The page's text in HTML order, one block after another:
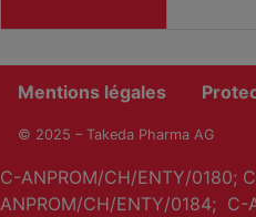
Mentions légales
© 2025 – Takeda Pharma AG
C-ANPROM/CH/ENTY/0180;
ANPROM/CH/ENTY/0184; C-